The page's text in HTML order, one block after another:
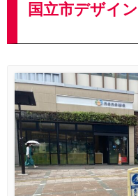
国立市デザイ